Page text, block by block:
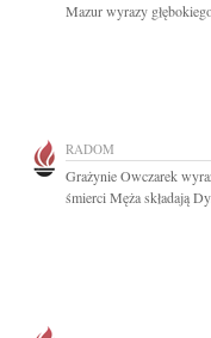
Mazur wyrazy
RADOM
Grażynie Owczarek
śmierci Męża składają